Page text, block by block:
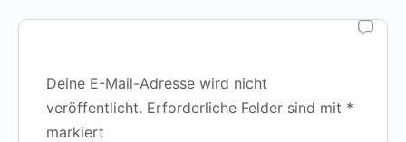
Deine E-Mail-Adresse wird nicht
veröffentlicht. Erforderliche Felder sind mit *
markiert